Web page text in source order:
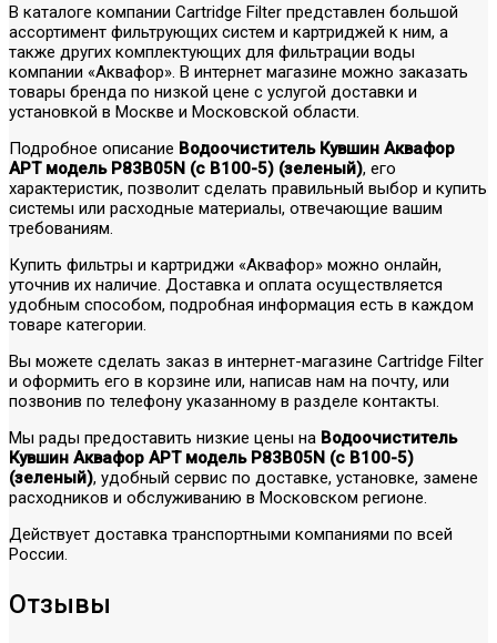
В каталоге компании Cartridge Filter представлен большой
ассортимент фильтрующих систем и картриджей к ним, а
также других комплектующих для фильтрации воды
компании «Аквафор». В интернет магазине можно заказать
товары бренда по низкой цене с услугой доставки и
установкой в Москве и Московской области.
Подробное описание Водоочиститель Кувшин Аквафор
АРТ модель P83B05N (с В100-5) (зеленый), его
характеристик, позволит сделать правильный выбор и купить
системы или расходные материалы, отвечающие вашим
требованиям.
Купить фильтры и картриджи «Аквафор» можно онлайн,
уточнив их наличие. Доставка и оплата осуществляется
удобным способом, подробная информация есть в каждом
товаре категории.
Вы можете сделать заказ в интернет-магазине Cartridge Filter
и оформить его в корзине или, написав нам на почту, или
позвонив по телефону указанному в разделе контакты.
Мы рады предоставить низкие цены на Водоочиститель
Кувшин Аквафор АРТ модель P83B05N (с В100-5)
(зеленый), удобный сервис по доставке, установке, замене
расходников и обслуживанию в Московском регионе.
Действует доставка транспортными компаниями по всей
России.
Отзывы